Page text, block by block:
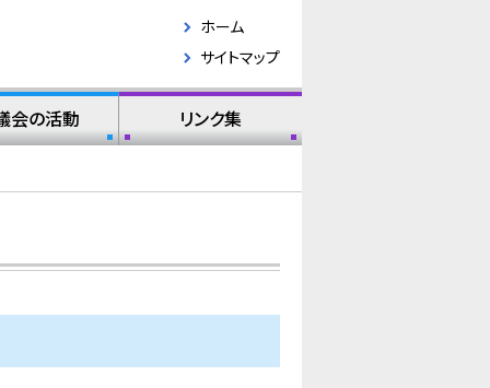
ホーム
サイトマップ
会の活動 リンク集